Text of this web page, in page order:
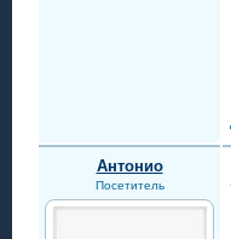
Антонио
Посетитель